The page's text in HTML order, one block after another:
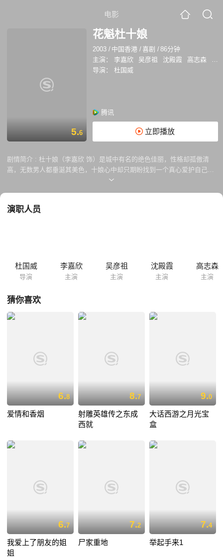
电影
5.6
花魁杜十娘
2003 / 中国香港 /喜剧 /86分钟
主演：
李嘉欣 吴彦祖 沈殿霞 高志森
梁
导演：
杜国威
腾讯
立即播放
剧情简介 : 杜十娘（李嘉欣 饰）是城中有名的绝色佳丽，性格却孤傲清
高，无数男人都垂涎其美色，十娘心中却只期盼找到一个真心爱护自己的
人并从此离开这风月场所。直到杜十娘遇到了李甲（吴彦祖 饰），中意于
恋美色，一见杜十娘便与李甲商量要用五千两白银换十娘。此时的李甲一
演职人员
杜国威
导演
李嘉欣
主演
吴彦祖
主演
沈殿霞
主演
高志森
主演
猜你喜欢
6.8
爱情和香烟
8.7
射雕英雄传之东成
西就
9.0
大话西游之月光宝
盒
6.7
我爱上了朋友的姐
姐
7.2
尸家重地
7.4
举起手来1